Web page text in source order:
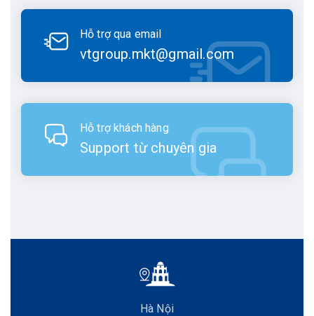
Hỗ trợ qua email
vtgroup.mkt@gmail.com
Hỗ trợ khách hàng
Support từ chuyên gia
Hà Nội